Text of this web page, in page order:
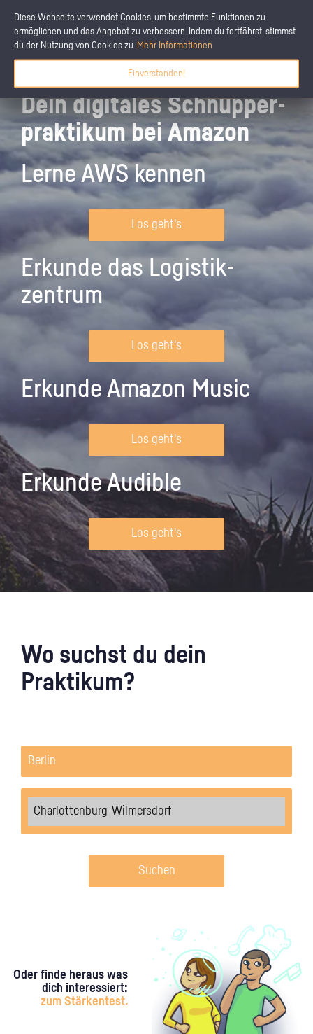
Diese Webseite verwendet Cookies, um bestimmte Funktionen zu
ermöglichen und das Angebot zu verbessern. Indem du fortfährst, stimmst
du der Nutzung von Cookies zu. Mehr Informationen
Einverstanden!
Dein digitales Schnupper­
praktikum bei Amazon
Lerne AWS kennen
Los geht's
Erkunde das Logistik­
zentrum
Los geht's
Erkunde Amazon Music
Los geht's
Erkunde Audible
Los geht's
Wo suchst du dein
Praktikum?
Suchen
Oder finde heraus was
dich interessiert:
zum Stärkentest.